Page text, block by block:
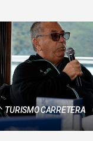
TURISMO CARRETERA